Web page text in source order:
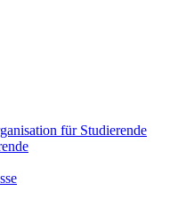
für Studierende